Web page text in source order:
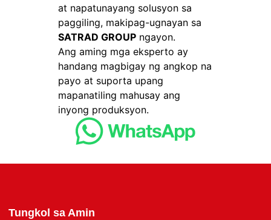
at napatunayang solusyon sa
paggiling, makipag-ugnayan sa
SATRAD GROUPngayon.
Ang aming mga eksperto ay
handang magbigay ng angkop na
payo at suporta upang
mapanatiling mahusay ang
inyong produksyon.
Tungkol sa Amin